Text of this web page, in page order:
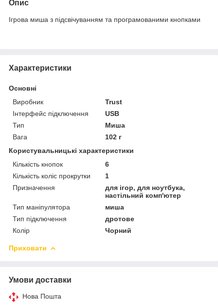
Опис
Ігрова миша з підсвічуванням та програмованими кнопками
Характеристики
Основні
Виробник
Trust
Інтерфейс підключення
USB
Тип
Миша
Вага
102 г
Користувальницькі характеристики
Кількість кнопок
6
Кількість коліс прокрутки
1
Призначення
для ігор, для ноутбука,
настільний комп'ютер
Тип маніпулятора
миша
Тип підключення
дротове
Колір
Чорний
Приховати
Умови доставки
Нова Пошта